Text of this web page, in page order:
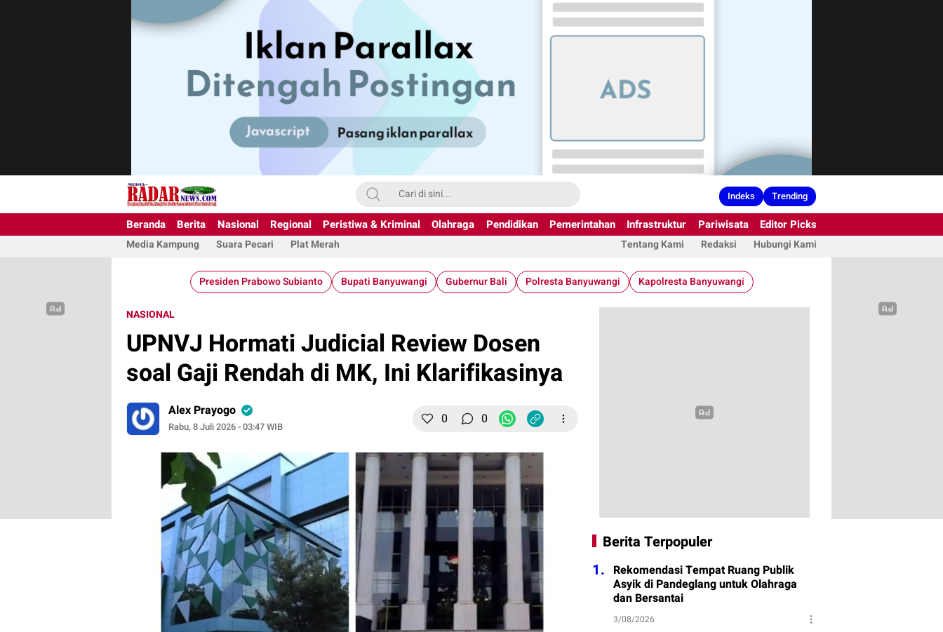
Indeks Trending
Beranda Berita Nasional Regional Peristiwa & Kriminal Olahraga Pendidikan Pemerintahan Infrastruktur Pariwisata Editor Picks
Media Kampung Suara Pecari Plat Merah Tentang Kami Redaksi Hubungi Kami
Presiden Prabowo Subianto Bupati Banyuwangi Gubernur Bali Polresta Banyuwangi Kapolresta Banyuwangi
NASIONAL
UPNVJ Hormati Judicial Review Dosen
soal Gaji Rendah di MK, Ini Klarifikasinya
Alex Prayogo
Rabu, 8 Juli 2026 - 03:47 WIB 0 0
Berita Terpopuler
1. Rekomendasi Tempat Ruang Publik
Asyik di Pandeglang untuk Olahraga
dan Bersantai
3/08/2026